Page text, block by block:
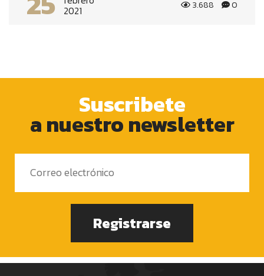
2021 3.688 0
Suscribete
a nuestro newsletter
Registrarse